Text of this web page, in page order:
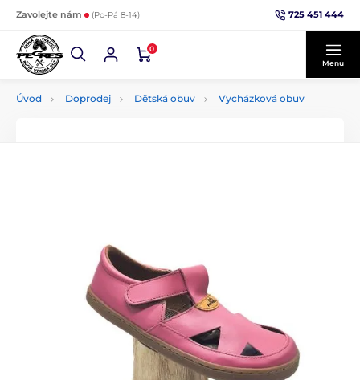
Zavolejte nám (Po-Pá 8-14) 725 451 444
0
Menu
Úvod Doprodej Dětská obuv Vycházková obuv